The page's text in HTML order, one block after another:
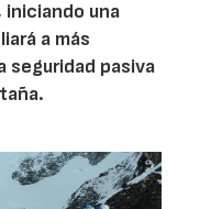
una
a más
seguridad pasiva